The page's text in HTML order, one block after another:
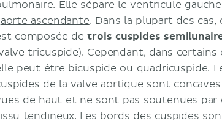
. Elle sépare le ventricule
aorte ascendante. Dans la plupart des cas,
composée detrois cuspides
tricuspide). Cependant, dans certains
peut être bicuspide ou quadricuspide.
de la valve aortique sont concaves
de haut et ne sont pas soutenues par
tendineux. Les bords des cuspides